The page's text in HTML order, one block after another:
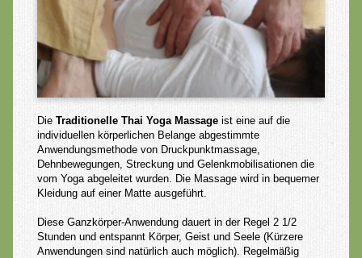
Kräuterstempel Massage
Mobile Anwendungen
Gegenanzeigen
Yoga
Was ist Yoga?
Aktueller Kursplan & Preise
Präventionskurse
Die Traditionelle Thai Yoga Massageist eine auf die
individuellen körperlichen Belange abgestimmte
Anwendungsmethode von Druckpunktmassage,
Dehnbewegungen, Streckung und Gelenkmobilisationen die
vom Yoga abgeleitet wurden.
Die Massage wird in bequemer
Kleidung auf einer Matte ausgeführt.
Diese Ganzkörper-Anwendung dauert in der Regel 2 1/2
Stundenund entspannt Körper, Geist und Seele (Kürzere
Anwendungen sind natürlich auch möglich). Regelmäßig